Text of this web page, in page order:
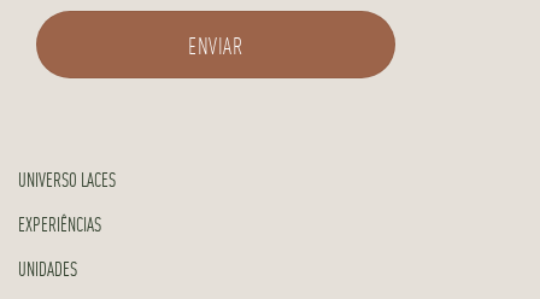
UNIVERSO LACES
EXPERIÊNCIAS
UNIDADES